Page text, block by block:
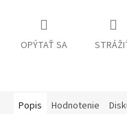
OPÝTAŤ SA
Popis Hodnotenie